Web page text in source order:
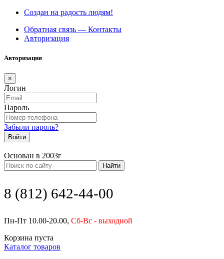
Создан на радость людям!
Обратная связь — Контакты
Авторизация
Авторизация
×
Логин
Пароль
Забыли пароль?
Войти
Основан в 2003г
Найти
8 (812) 642-44-00
Пн-Пт 10.00-20.00, Сб-Вс - выходной
Корзина пуста
Каталог товаров